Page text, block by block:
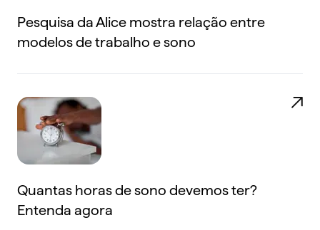
Pesquisa da Alice mostra relação entre
modelos de trabalho e sono
Quantas horas de sono devemos ter?
Entenda agora